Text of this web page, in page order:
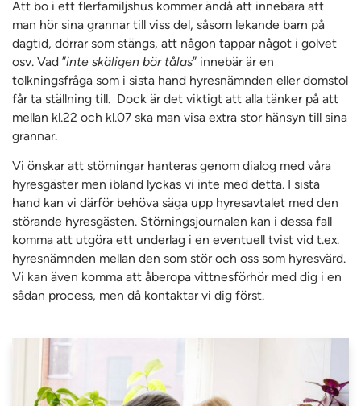
Att bo i ett flerfamiljshus kommer ändå att innebära att
man hör sina grannar till viss del, såsom lekande barn på
dagtid, dörrar som stängs, att någon tappar något i golvet
osv. Vad ”inte skäligen bör tålas” innebär är en
tolkningsfråga som i sista hand hyresnämnden eller domstol
får ta ställning till. Dock är det viktigt att alla tänker på att
mellan kl.22 och kl.07 ska man visa extra stor hänsyn till sina
grannar.
Vi önskar att störningar hanteras genom dialog med våra
hyresgäster men ibland lyckas vi inte med detta. I sista
hand kan vi därför behöva säga upp hyresavtalet med den
störande hyresgästen. Störningsjournalen kan i dessa fall
komma att utgöra ett underlag i en eventuell tvist vid t.ex.
hyresnämnden mellan den som stör och oss som hyresvärd.
Vi kan även komma att åberopa vittnesförhör med dig i en
sådan process, men då kontaktar vi dig först.